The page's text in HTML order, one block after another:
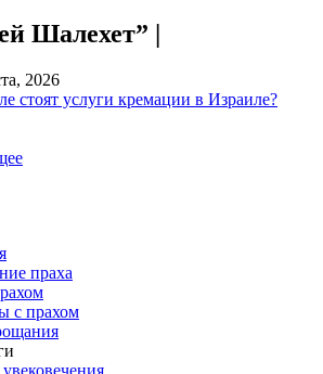
Шалехет” |
2026
стоят услуги кремации в Израиле?
праха
с прахом